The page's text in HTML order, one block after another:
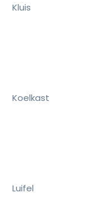
Kluis
Koelkast
Luifel